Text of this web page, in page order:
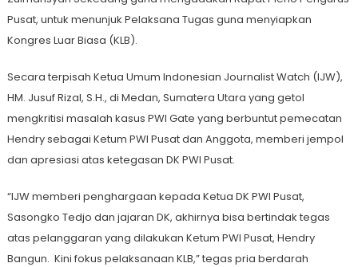
Pusat, untuk menunjuk Pelaksana Tugas guna menyiapkan
Kongres Luar Biasa (KLB).
Secara terpisah Ketua Umum Indonesian Journalist Watch (IJW),
HM. Jusuf Rizal, S.H., di Medan, Sumatera Utara yang getol
mengkritisi masalah kasus PWI Gate yang berbuntut pemecatan
Hendry sebagai Ketum PWI Pusat dan Anggota, memberi jempol
dan apresiasi atas ketegasan DK PWI Pusat.
“IJW memberi penghargaan kepada Ketua DK PWI Pusat,
Sasongko Tedjo dan jajaran DK, akhirnya bisa bertindak tegas
atas pelanggaran yang dilakukan Ketum PWI Pusat, Hendry
Bangun. Kini fokus pelaksanaan KLB,” tegas pria berdarah